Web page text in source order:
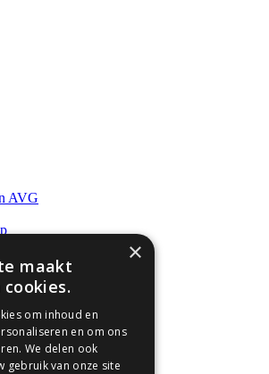
AVG
×
maakt
om inhoud en
en om ons
We delen ook
gebruik van onze site